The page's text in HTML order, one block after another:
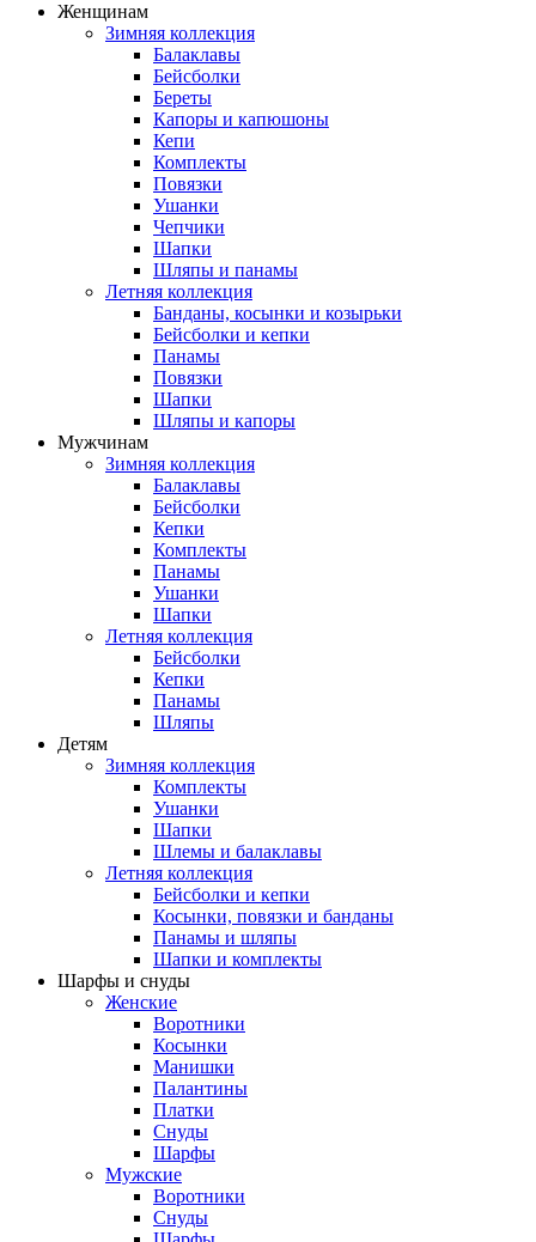
Женщинам
Зимняя коллекция
Балаклавы
Бейсболки
Береты
Капоры и капюшоны
Кепи
Комплекты
Повязки
Ушанки
Чепчики
Шапки
Шляпы и панамы
Летняя коллекция
Банданы, косынки и козырьки
Бейсболки и кепки
Панамы
Повязки
Шапки
Шляпы и капоры
Мужчинам
Зимняя коллекция
Балаклавы
Бейсболки
Кепки
Комплекты
Панамы
Ушанки
Шапки
Летняя коллекция
Бейсболки
Кепки
Панамы
Шляпы
Детям
Зимняя коллекция
Комплекты
Ушанки
Шапки
Шлемы и балаклавы
Летняя коллекция
Бейсболки и кепки
Косынки, повязки и банданы
Панамы и шляпы
Шапки и комплекты
Шарфы и снуды
Женские
Воротники
Косынки
Манишки
Палантины
Платки
Снуды
Шарфы
Мужские
Воротники
Снуды